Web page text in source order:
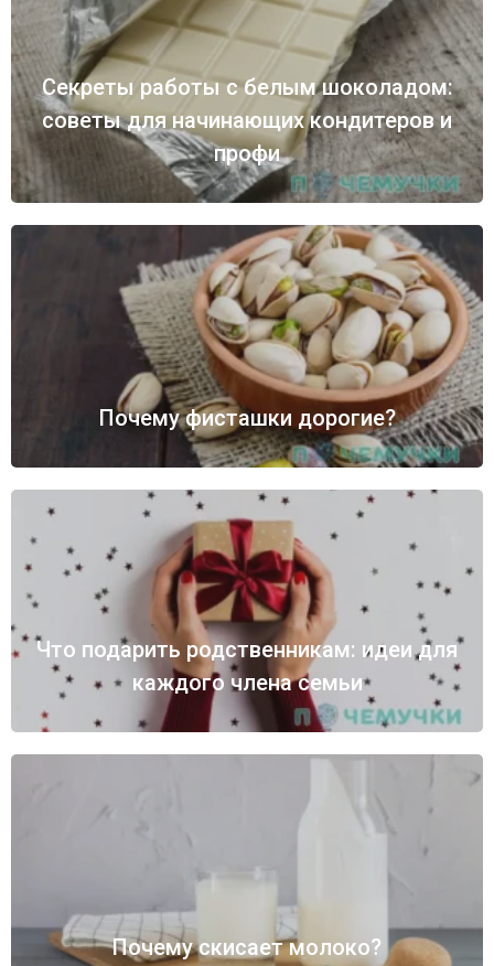
Секреты работы с белым шоколадом:
советы для начинающих кондитеров и
профи
Почему фисташки дорогие?
Что подарить родственникам: идеи для
каждого члена семьи
Почему скисает молоко?